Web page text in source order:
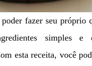
simples e
esta receita, você